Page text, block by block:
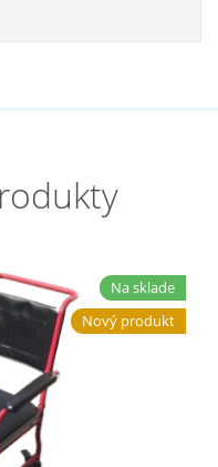
Na sklade
Nový produkt